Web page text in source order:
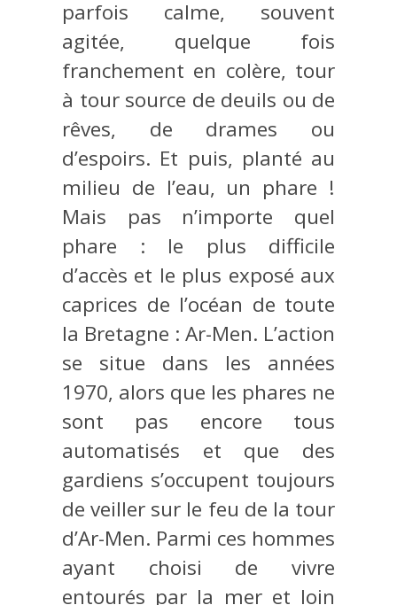
parfois calme, souvent
agitée, quelque fois
franchement en colère, tour
à tour source de deuils ou de
rêves, de drames ou
d’espoirs. Et puis, planté au
milieu de l’eau, un phare !
Mais pas n’importe quel
phare : le plus difficile
d’accès et le plus exposé aux
caprices de l’océan de toute
la Bretagne : Ar-Men. L’action
se situe dans les années
1970, alors que les phares ne
sont pas encore tous
automatisés et que des
gardiens s’occupent toujours
de veiller sur le feu de la tour
d’Ar-Men. Parmi ces hommes
ayant choisi de vivre
entourés par la mer et loin